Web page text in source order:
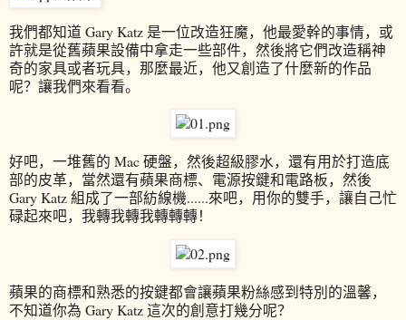
我們都知道 Gary Katz 是一位改造狂魔，他最愛幹的事情，或
許就是從舊蘋果設備中拿走一些部件，然後將它們改造稱神
奇的家具或者玩具，那麼最近，他又創造了什麼新的作品
呢？讓我們來看看。
好吧，一堆舊的 Mac 硬盤，然後超級膠水，還有用於打造底
部的皮革，當然還有蘋果商標、電源按鍵和電路板，然後
Gary Katz 組成了一部紡線機......來吧，用你的雙手，讓自己忙
碌起來吧，我轉我轉我轉轉轉！
蘋果的商標和熟悉的按鍵都會讓蘋果粉絲感到特別的溫馨，
不知道你為 Gary Katz 這次的創意打幾分呢？